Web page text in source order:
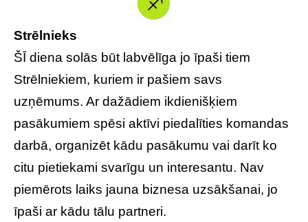
Strēlnieks
ŠĪ diena solās būt labvēlīga jo īpaši tiem
Strēlniekiem, kuriem ir pašiem savs
uzņēmums. Ar dažādiem ikdienišķiem
pasākumiem spēsi aktīvi piedalīties komandas
darbā, organizēt kādu pasākumu vai darīt ko
citu pietiekami svarīgu un interesantu. Nav
piemērots laiks jauna biznesa uzsākšanai, jo
īpaši ar kādu tālu partneri.